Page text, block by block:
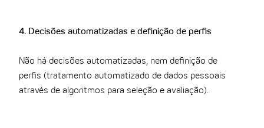
4. Decisões automatizadas e definição de perfis
Não há decisões automatizadas, nem definição de
perfis (tratamento automatizado de dados pessoais
através de algoritmos para seleção e avaliação).